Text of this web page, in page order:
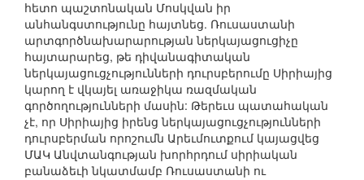
հետո պաշտոնական Մոսկվան իր
անհանգստությունը հայտնեց. Ռուսաստանի
արտգործնախարարության ներկայացուցիչը
հայտարարեց, թե դիվանագիտական
ներկայացուցչությունների դուրսբերումը Սիրիայից
կարող է վկայել առաջիկա ռազմական
գործողությունների մասին: Թերեւս պատահական
չէ, որ Սիրիայից իրենց ներկայացուցչությունների
դուրսբերման որոշումն Արեւմուտքում կայացվեց
ՄԱԿ Անվտանգության խորհրդում սիրիական
բանաձեւի նկատմամբ Ռուսաստանի ու